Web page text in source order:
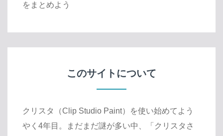
をまとめよう
このサイトについて
クリスタ（Clip Studio Paint）を使い始めてよう
やく4年目。まだまだ謎が多い中、「クリスタさ